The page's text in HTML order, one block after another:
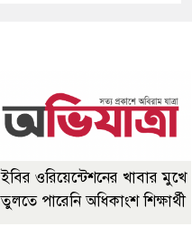
ইবির ওরিয়েন্টেশনের খাবার মুখে
তুলতে পারেনি অধিকাংশ শিক্ষার্থী